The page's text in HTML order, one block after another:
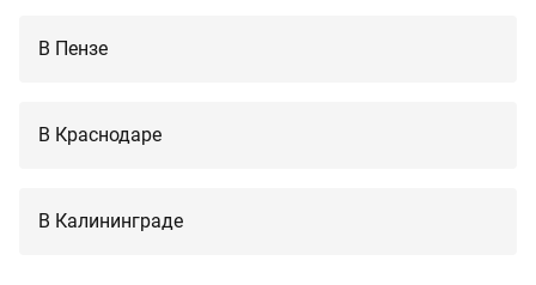
В Пензе
В Краснодаре
В Калининграде